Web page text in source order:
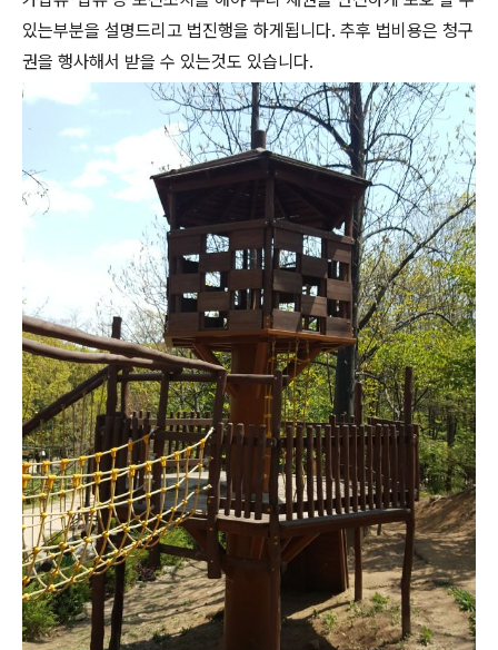
있는부분을 설명드리고 법진행을 하게됩니다. 추후 법비용은 청구
권을 행사해서 받을 수 있는것도 있습니다.